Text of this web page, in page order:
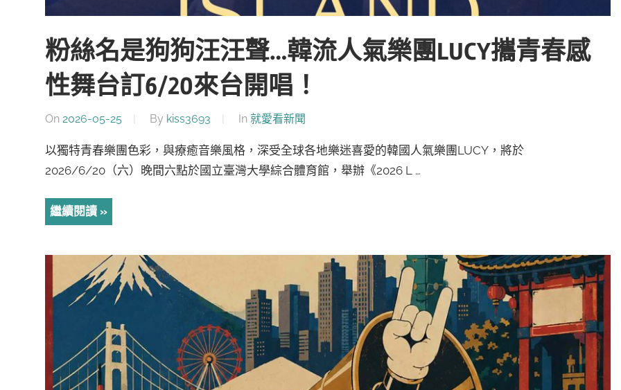
粉絲名是狗狗汪汪聲…韓流人氣樂團LUCY攜青春感
性舞台訂6/20來台開唱！
On 2026-05-25 By kiss3693 In 就愛看新聞
以獨特青春樂團色彩，與療癒音樂風格，深受全球各地樂迷喜愛的韓國人氣樂團LUCY，將於
2026/6/20（六）晚間六點於國立臺灣大學綜合體育館，舉辦《2026 L …
繼續閱讀